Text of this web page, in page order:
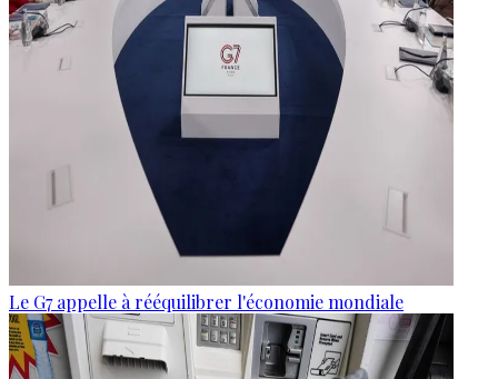
Le G7 appelle à rééquilibrer l'économie mondiale